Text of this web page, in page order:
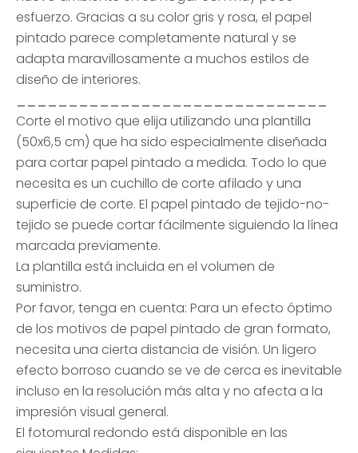
esfuerzo. Gracias a su color gris y rosa, el papel
pintado parece completamente natural y se
adapta maravillosamente a muchos estilos de
diseño de interiores.
Corte el motivo que elija utilizando una plantilla
(50x6,5 cm) que ha sido especialmente diseñada
para cortar papel pintado a medida. Todo lo que
necesita es un cuchillo de corte afilado y una
superficie de corte. El papel pintado de tejido-no-
tejido se puede cortar fácilmente siguiendo la línea
marcada previamente.
La plantilla está incluida en el volumen de
suministro.
Por favor, tenga en cuenta: Para un efecto óptimo
de los motivos de papel pintado de gran formato,
necesita una cierta distancia de visión. Un ligero
efecto borroso cuando se ve de cerca es inevitable
incluso en la resolución más alta y no afecta a la
impresión visual general.
El fotomural redondo está disponible en las